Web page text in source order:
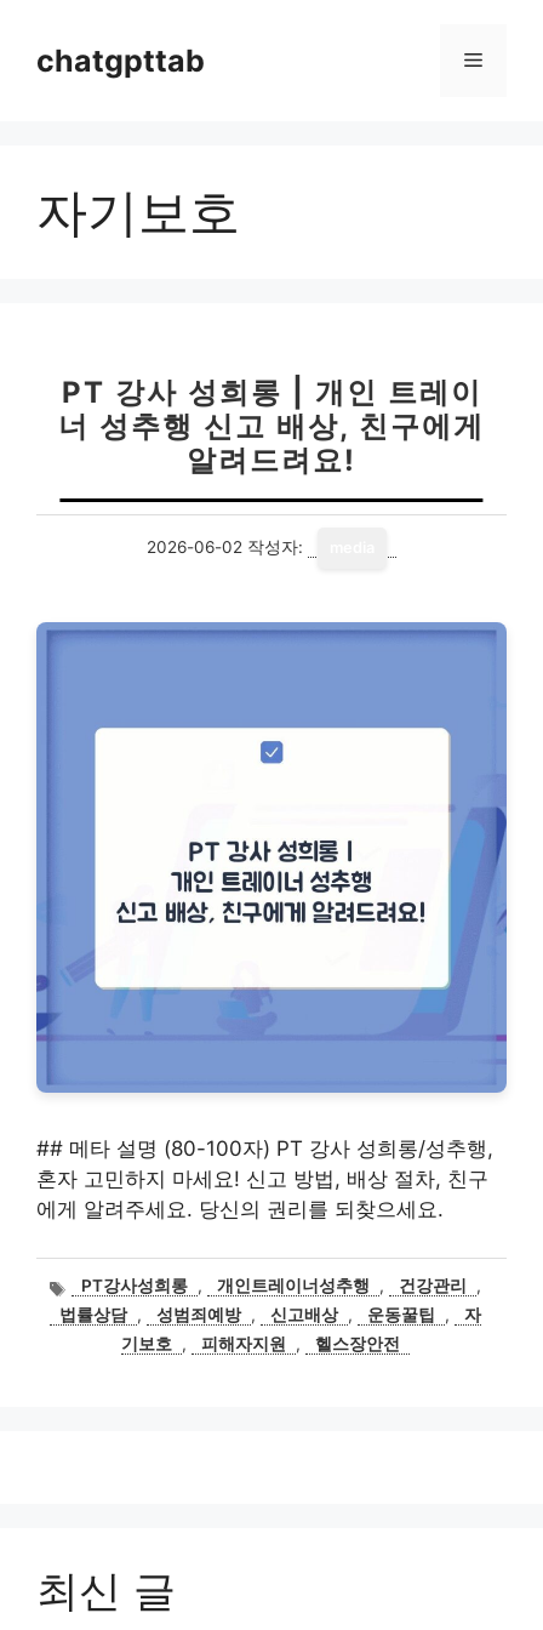
chatgpttab 메
자기보호
PT 강사 성희롱 | 개인 트레이
너 성추행 신고 배상, 친구에게
알려드려요!
2026-06-02 작성자:
## 메타 설명 (80-100자) PT 강사 성희롱/성추행,
혼자 고민하지 마세요! 신고 방법, 배상 절차, 친구
에게 알려주세요. 당신의 권리를 되찾으세요.
태
그
PT강사성희롱 , 개인트레이너성추행 , 건강관리
,
법률상담 , 성범죄예방 , 신고배상 , 운동꿀팁 ,
자
기보호
, 피해자지원 , 헬스장안전
최신 글